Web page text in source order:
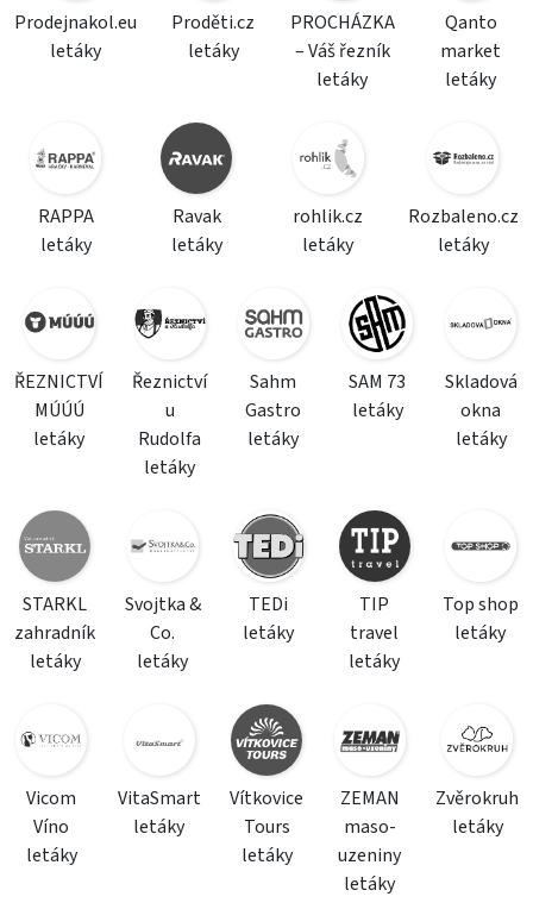
Prodejnakol.eu
letáky
Proděti.cz
letáky
PROCHÁZKA
– Váš řezník
letáky
Qanto
market
letáky
RAPPA
letáky
Ravak
letáky
rohlik.cz
letáky
Rozbaleno.cz
letáky
ŘEZNICTVÍ
MÚÚÚ
letáky
Řeznictví
u
Rudolfa
letáky
Sahm
Gastro
letáky
SAM 73
letáky
Skladová
okna
letáky
STARKL
zahradník
letáky
Svojtka &
Co.
letáky
TEDi
letáky
TIP
travel
letáky
Top shop
letáky
Vicom
Víno
letáky
VitaSmart
letáky
Vítkovice
Tours
letáky
ZEMAN
maso-
uzeniny
letáky
Zvěrokruh
letáky